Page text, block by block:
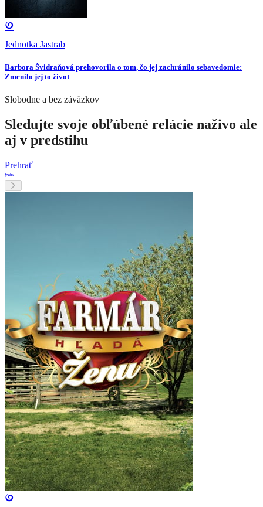
Jednotka Jastrab
Barbora Švidraňová prehovorila o tom, čo jej zachránilo sebavedomie:
Zmenilo jej to život
Slobodne a bez záväzkov
Sledujte svoje obľúbené relácie naživo ale
aj v predstihu
Prehrať